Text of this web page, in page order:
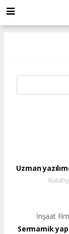
Uzman
İnşaat
Sermamik